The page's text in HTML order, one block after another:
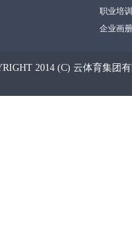
职业培训
企业画册
2014 (C) 云体育集团